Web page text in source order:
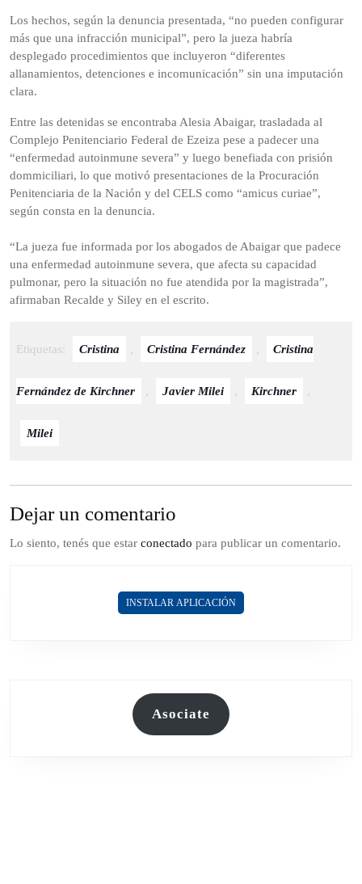
Los hechos, según la denuncia presentada, “no pueden configurar
más que una infracción municipal”, pero la jueza habría
desplegado procedimientos que incluyeron “diferentes
allanamientos, detenciones e incomunicación” sin una imputación
clara.
Entre las detenidas se encontraba Alesia Abaigar, trasladada al
Complejo Penitenciario Federal de Ezeiza pese a padecer una
“enfermedad autoinmune severa” y luego benefiada con prisión
dommiciliari, lo que motivó presentaciones de la Procuración
Penitenciaria de la Nación y del CELS como “amicus curiae”,
según consta en la denuncia.
“La jueza fue informada por los abogados de Abaigar que padece
una enfermedad autoinmune severa, que afecta su capacidad
pulmonar, pero la situación no fue atendida por la magistrada”,
afirmaban Recalde y Siley en el escrito.
Etiquetas: Cristina , Cristina Fernández , Cristina
Fernández de Kirchner , Javier Milei , Kirchner ,
Milei
Dejar un comentario
Lo siento, tenés que estar conectado para publicar un comentario.
INSTALAR APLICACIÓN
Asociate